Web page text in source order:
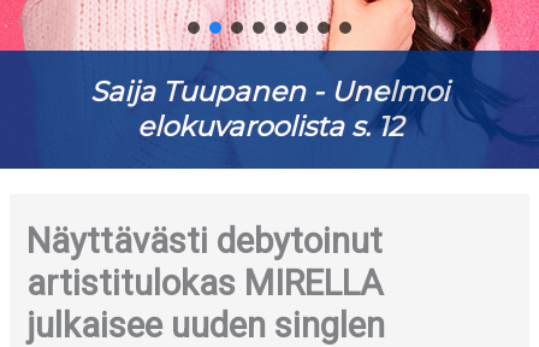
Saija Tuupanen - Unelmoi
elokuvaroolista s. 12
Näyttävästi debytoinut
artistitulokas MIRELLA
julkaisee uuden singlen